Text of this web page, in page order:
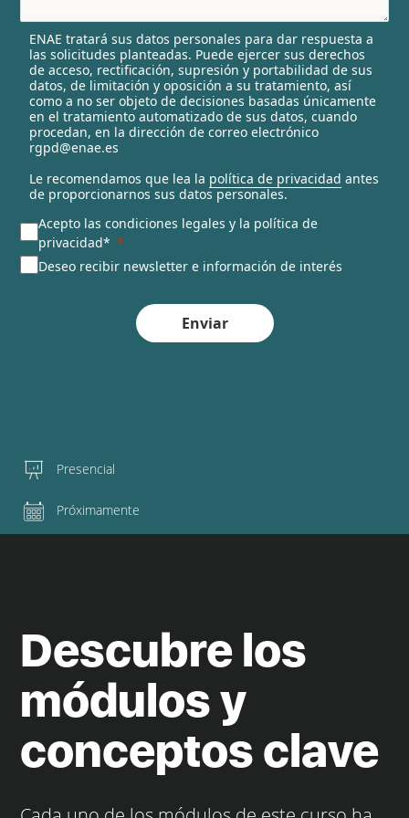
l
e
c
t
e
d
ENAE tratará sus datos personales para dar respuesta a
las solicitudes planteadas. Puede ejercer sus derechos
de acceso, rectificación, supresión y portabilidad de sus
datos, de limitación y oposición a su tratamiento, así
como a no ser objeto de decisiones basadas únicamente
en el tratamiento automatizado de sus datos, cuando
procedan, en la dirección de correo electrónico
rgpd@enae.es
Le recomendamos que lea la política de privacidad antes
de proporcionarnos sus datos personales.
Acepto las condiciones legales y la política de
privacidad*
Deseo recibir newsletter e información de interés
Enviar
Presencial
Próximamente
Descubre los
módulos y
conceptos clave